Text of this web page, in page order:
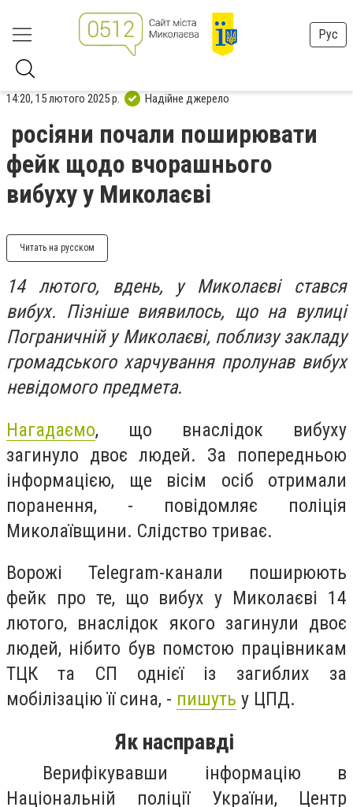
Рус
14:20, 15 лютого 2025 р. Надійне джерело
росіяни почали поширювати
фейк щодо вчорашнього
вибуху у Миколаєві
Читать на русском
14 лютого, вдень, у Миколаєві стався
вибух. Пізніше виявилось, що на вулиці
Пограничній у Миколаєві, поблизу закладу
громадського харчування пролунав вибух
невідомого предмета.
Нагадаємо, що внаслідок вибуху
загинуло двоє людей. За попередньою
інформацією, ще вісім осіб отримали
поранення, - повідомляє поліція
Миколаївщини. Слідство триває.
Ворожі Telegram-канали поширюють
фейк про те, що вибух у Миколаєві 14
лютого, внаслідок якого загинули двоє
людей, нібито був помстою працівникам
ТЦК та СП однієї із загиблих за
мобілізацію її сина, - пишуть у ЦПД.
Як насправді
Верифікувавши інформацію в
Національній поліції України, Центр